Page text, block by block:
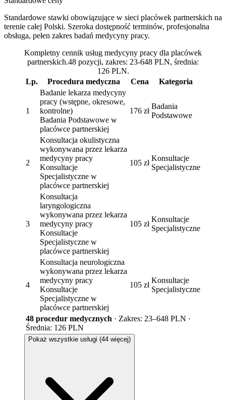
Standardowe stawki obowiązujące w sieci placówek partnerskich na
terenie całej Polski. Szeroka dostępność terminów, profesjonalna
obsługa, pełen zakres badań medycyny pracy.
Kompletny cennik usług medycyny pracy dla placówek
partnerskich.48 pozycji, zakres: 23-648 PLN, średnia:
126 PLN.
Lp.
Procedura medyczna Cena Kategoria
1
Badanie lekarza medycyny
pracy (wstępne, okresowe,
kontrolne)
Badania Podstawowe w
placówce partnerskiej
176 zł
Badania
Podstawowe
2
Konsultacja okulistyczna
wykonywana przez lekarza
medycyny pracy
Konsultacje
Specjalistyczne w
placówce partnerskiej
105 zł
Konsultacje
Specjalistyczne
3
Konsultacja
laryngologiczna
wykonywana przez lekarza
medycyny pracy
Konsultacje
Specjalistyczne w
placówce partnerskiej
105 zł
Konsultacje
Specjalistyczne
4
Konsultacja neurologiczna
wykonywana przez lekarza
medycyny pracy
Konsultacje
Specjalistyczne w
placówce partnerskiej
105 zł
Konsultacje
Specjalistyczne
48 procedur medycznych · Zakres: 23–648 PLN ·
Średnia: 126 PLN
Pokaż wszystkie usługi (44 więcej)